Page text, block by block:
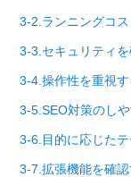
3-2.ランニングコ
3-3.セキュリティ
3-4.操作性を重視
3-5.SEO対策のし
3-6.目的に応じた
3-7.拡張機能を確認